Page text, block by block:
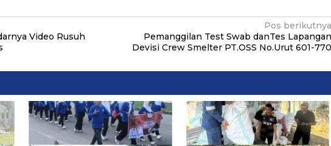
Video Rusuh
Pos berikutnya
Pemanggilan Test Swab danTes Lapangan
Devisi Crew Smelter PT.OSS No.Urut 601-770